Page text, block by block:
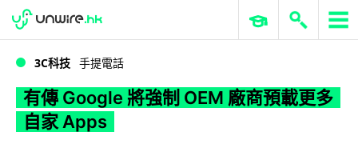
WWDC 2026 ERP 與商業 AI
3C科技 手提電話
有傳 Google 將強制 OEM 廠商預載更多
自家 Apps